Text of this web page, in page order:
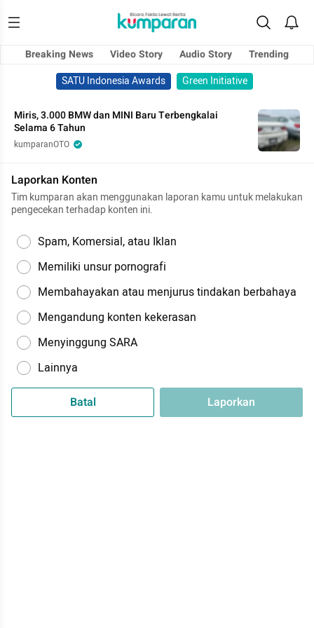
Breaking News Video Story Audio Story
Trending
SATU Indonesia Awards
Green Initiative
Miris, 3.000 BMW dan MINI Baru Terbengkalai
Selama 6 Tahun
kumparanOTO
Laporkan Konten
Tim kumparan akan menggunakan laporan kamu untuk melakukan
pengecekan terhadap konten ini.
Spam, Komersial, atau Iklan
Memiliki unsur pornografi
Membahayakan atau menjurus tindakan berbahaya
Mengandung konten kekerasan
Menyinggung SARA
Lainnya
Batal Laporkan